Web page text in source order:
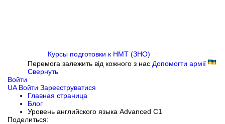
Курсы подготовки к НМТ (ЗНО)
Перемога залежить від кожного з нас Допомогти армії
Свернуть
Войти
UA Войти Зареєструватися
Главная страница
Блог
Уровень английского языка Advanced C1
Поделиться: